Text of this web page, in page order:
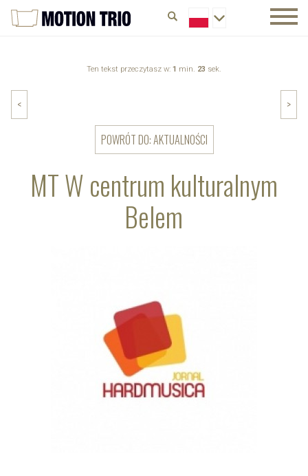
Ten tekst przeczytasz w: 1 min. 23 sek.
MT W centrum kulturalnym
Belem
< >
POWRÓT DO: AKTUALNOŚCI